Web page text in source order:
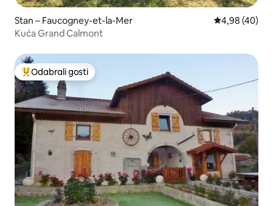
Stan – Faucogney-et-la-Mer Prosječna
4,98 (40)
Kuća Grand Calmont
Među najviše rangiranima s oznakom „Odabrali gosti”
Odabrali gosti